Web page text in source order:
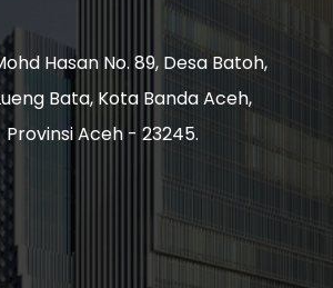
Hasan No. 89, Desa Batoh,
Bata, Kota Banda Aceh,
Provinsi Aceh - 23245.